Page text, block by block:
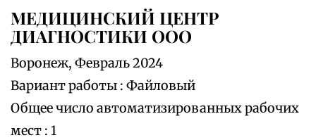
МЕДИЦИНСКИЙ ЦЕНТР
ДИАГНОСТИКИ ООО
Воронеж, Февраль 2024
Вариант работы : Файловый
Общее число автоматизированных рабочих
мест : 1